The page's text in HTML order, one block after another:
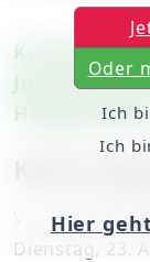
Kreis
Kalte
Vonunserem
Dienstag, 23.
Oder
Ich
Ich
Hier